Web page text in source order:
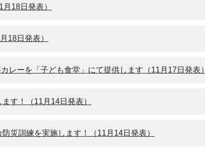
18日発表）
18日発表）
レーを「子ども食堂」にて提供します（11月17日発表）
す！（11月14日発表）
災訓練を実施します！（11月14日発表）